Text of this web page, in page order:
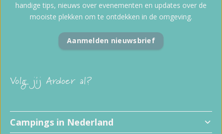
Volg jij Ardoer al?
Campings in Nederland
handige tips, nieuws over evenementen en updates over de
mooiste plekken om te ontdekken in de omgeving.
Aanmelden nieuwsbrief